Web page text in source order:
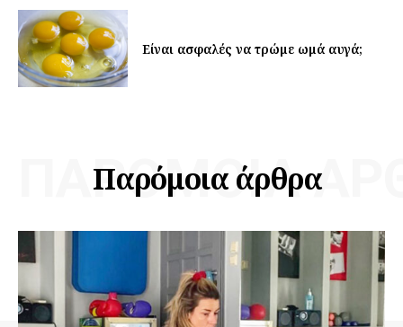
Είναι ασφαλές να τρώμε ωμά αυγά;
Παρόμοια άρθρα
ΠΑΡΌΜΟΙΑ